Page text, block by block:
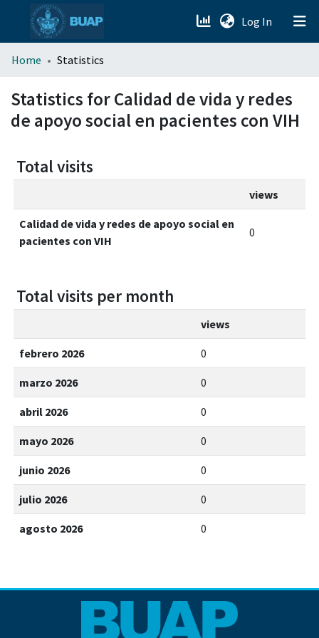
Log In (current)
menu.section.about_menu
All of DSpace
Home Statistics
Statistics for Calidad de vida y redes
de apoyo social en pacientes con VIH
Total visits
views
Calidad de vida y redes de apoyo social en
pacientes con VIH
0
Total visits per month
views
febrero 2026 0
marzo 2026 0
abril 2026 0
mayo 2026 0
junio 2026 0
julio 2026 0
agosto 2026 0